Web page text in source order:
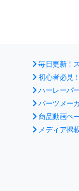
毎日更新！
初心者必見
ハーレーパ
パーツメー
商品動画ペ
メディア掲